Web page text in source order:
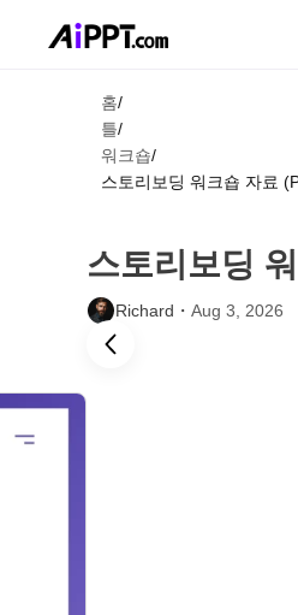
홈/
틀/
워크숍/
스토리보딩 워크숍 자료
스토리보딩
Richard・ Aug 3, 2026